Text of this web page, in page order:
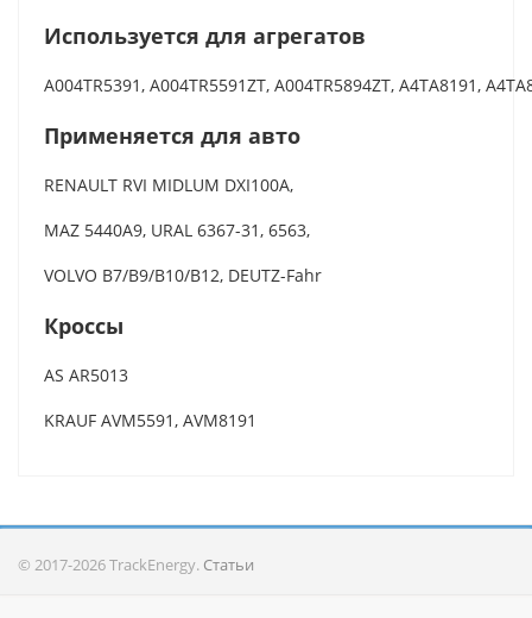
Используется для агрегатов
A004TR5391, A004TR5591ZT, A004TR5894ZT, A4TA8191,
Применяется для авто
RENAULT RVI MIDLUM DXI100A,
MAZ 5440A9, URAL 6367-31, 6563,
VOLVO B7/B9/B10/B12, DEUTZ-Fahr
Кроссы
AS AR5013
KRAUF AVM5591, AVM8191
© 2017-2026 TrackEnergy. Статьи